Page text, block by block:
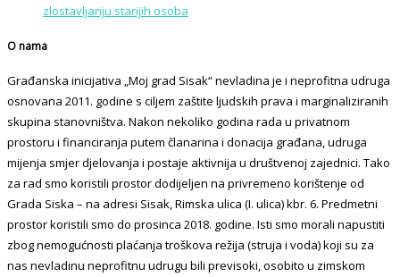
zlostavljanju starijih osoba
O nama
Građanska inicijativa „Moj grad Sisak“ nevladina je i neprofitna udruga
osnovana 2011. godine s ciljem zaštite ljudskih prava i marginaliziranih
skupina stanovništva. Nakon nekoliko godina rada u privatnom
prostoru i financiranja putem članarina i donacija građana, udruga
mijenja smjer djelovanja i postaje aktivnija u društvenoj zajednici. Tako
za rad smo koristili prostor dodijeljen na privremeno korištenje od
Grada Siska – na adresi Sisak, Rimska ulica (I. ulica) kbr. 6. Predmetni
prostor koristili smo do prosinca 2018. godine. Isti smo morali napustiti
zbog nemogućnosti plaćanja troškova režija (struja i voda) koji su za
nas nevladinu neprofitnu udrugu bili previsoki, osobito u zimskom